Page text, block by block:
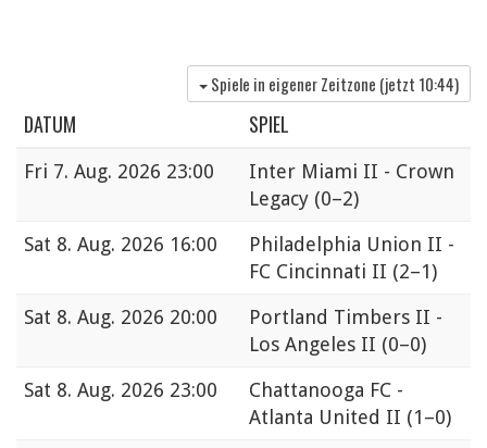
Spiele in eigener Zeitzone (jetzt 10:44)
DATUM SPIEL
Fri 7. Aug. 2026 23:00
Inter Miami II - Crown
Legacy (0–2)
Sat 8. Aug. 2026 16:00
Philadelphia Union II -
FC Cincinnati II (2–1)
Sat 8. Aug. 2026 20:00
Portland Timbers II -
Los Angeles II (0–0)
Sat 8. Aug. 2026 23:00
Chattanooga FC -
Atlanta United II (1–0)